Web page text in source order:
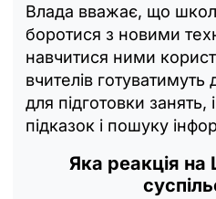
Влада вважає, що
боротися з новими
навчитися ними
вчителів
для підготовки занять,
підказок і пошуку
Яка реакція